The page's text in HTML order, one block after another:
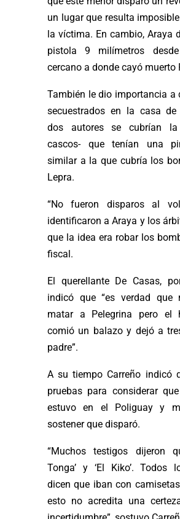
un lugar que resulta
la víctima. En cambio, Araya
pistola 9 milímetros
cercano a donde cayó muerto
También le dio importancia a
secuestrados en la casa de
dos autores se cubrían
cascos- que tenían una
similar a la que cubría los
Lepra.
“No fueron disparos al
identificaron a Araya y los
que la idea era robar los
fiscal.
El querellante De Casas,
indicó que “es verdad que
matar a Pelegrina pero el
comió un balazo y dejó a
padre”.
A su tiempo Carreño indicó
pruebas para considerar
estuvo en el Poliguay y
sostener que disparó.
“Muchos testigos dijeron
Tonga’ y ‘El Kiko’. Todos
dicen que iban con camisetas
esto no acredita una